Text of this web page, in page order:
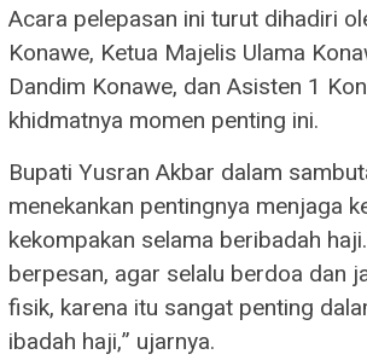
Acara pelepasan ini turut dihadiri
Konawe, Ketua Majelis Ulama
Dandim Konawe, dan Asisten 1
khidmatnya momen penting ini.
Bupati Yusran Akbar dalam
menekankan pentingnya menjaga
kekompakan selama beribadah
berpesan, agar selalu berdoa dan
fisik, karena itu sangat penting
ibadah haji,” ujarnya.